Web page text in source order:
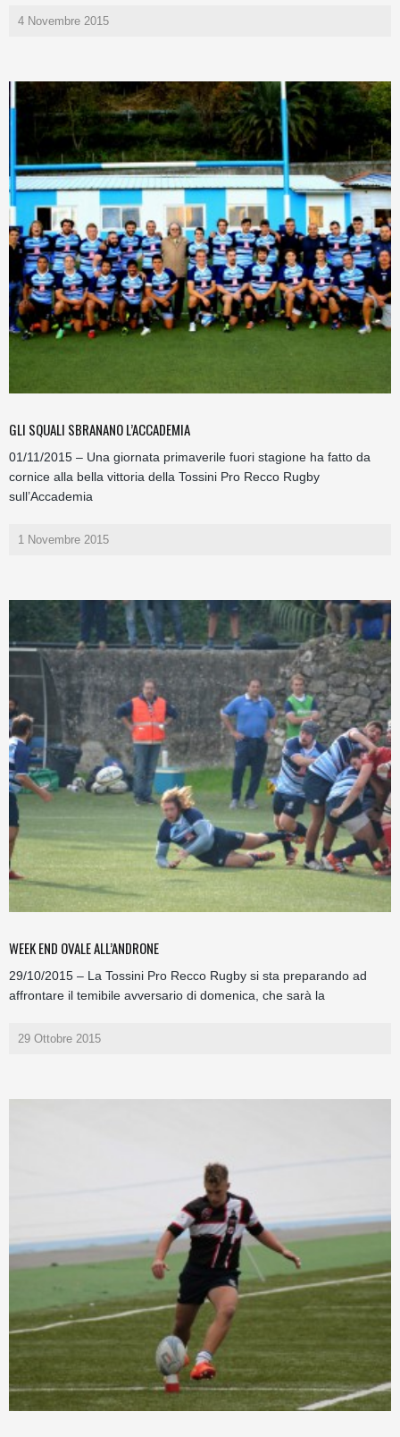
4 Novembre 2015
GLI SQUALI SBRANANO L’ACCADEMIA
01/11/2015 – Una giornata primaverile fuori stagione ha fatto da
cornice alla bella vittoria della Tossini Pro Recco Rugby
sull’Accademia
1 Novembre 2015
WEEK END OVALE ALL’ANDRONE
29/10/2015 – La Tossini Pro Recco Rugby si sta preparando ad
affrontare il temibile avversario di domenica, che sarà la
29 Ottobre 2015